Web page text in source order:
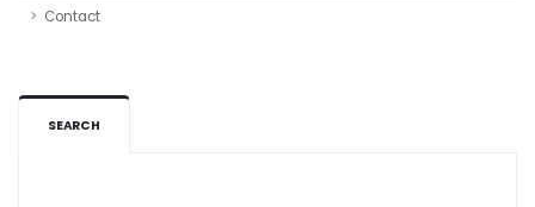
Contact
SEARCH